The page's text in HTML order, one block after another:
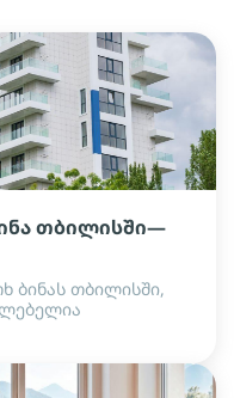
თბილისში—
ბინას თბილისში,